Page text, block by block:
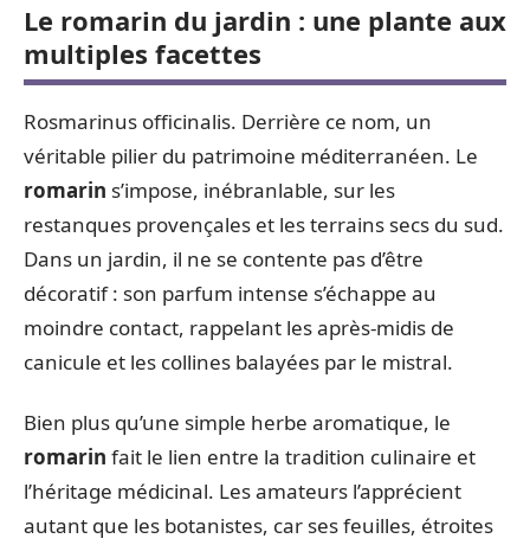
Le romarin du jardin : une plante aux
multiples facettes
Rosmarinus officinalis. Derrière ce nom, un
véritable pilier du patrimoine méditerranéen. Le
romarin s’impose, inébranlable, sur les
restanques provençales et les terrains secs du sud.
Dans un jardin, il ne se contente pas d’être
décoratif : son parfum intense s’échappe au
moindre contact, rappelant les après-midis de
canicule et les collines balayées par le mistral.
Bien plus qu’une simple herbe aromatique, le
romarin fait le lien entre la tradition culinaire et
l’héritage médicinal. Les amateurs l’apprécient
autant que les botanistes, car ses feuilles, étroites